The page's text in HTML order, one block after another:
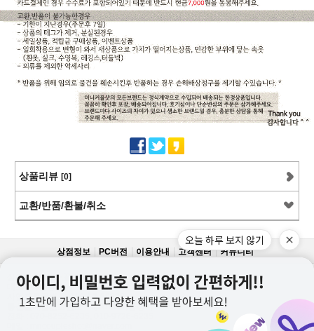
상품리뷰 [0]
교환/반품/환불/취소
상점정보 PC버전 이용안내 고객센터 커뮤니티
상호명 : 미니커플샷
대표 : 이근창
사업자등록번호 :109-12-59228
통신판매업신고번호 : 제2011-서울강서-0130호
오늘 하루 보지 않기